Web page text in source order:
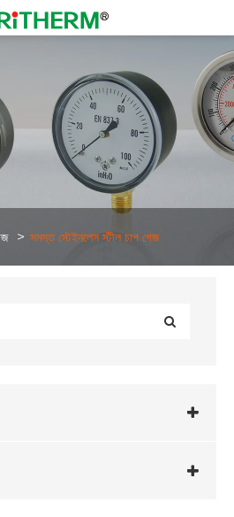
সমস্ত স্টেইনলেস স্টীল চাপ গেজ